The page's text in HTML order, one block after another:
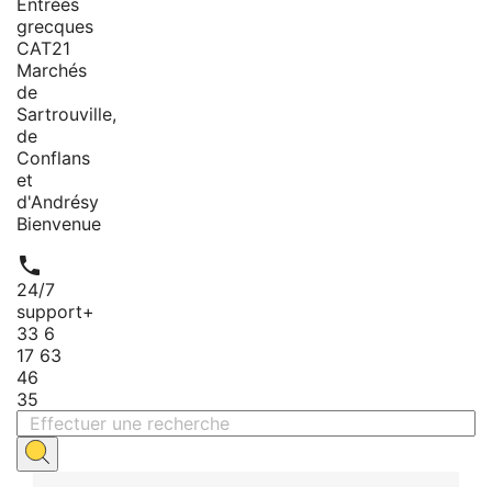
Entrées
grecques
CAT21
Marchés
de
Sartrouville,
de
Conflans
et
d'Andrésy
Bienvenue

24/7
support+
33 6
17 63
46
35